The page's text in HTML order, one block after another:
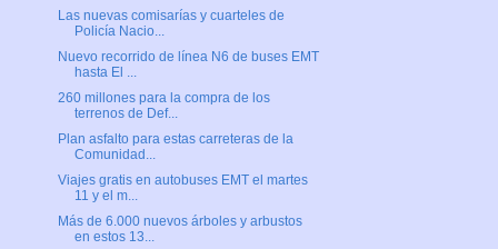
Las nuevas comisarías y cuarteles de
Policía Nacio...
Nuevo recorrido de línea N6 de buses EMT
hasta El ...
260 millones para la compra de los
terrenos de Def...
Plan asfalto para estas carreteras de la
Comunidad...
Viajes gratis en autobuses EMT el martes
11 y el m...
Más de 6.000 nuevos árboles y arbustos
en estos 13...